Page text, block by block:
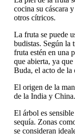
cocina su cáscara
otros cítricos.
La fruta se puede
budistas. Según la
fruta estén en una
que abierta, ya
Buda, el acto de la
El origen de la
de la India y China.
El árbol es
sequía. Zonas
se consideran